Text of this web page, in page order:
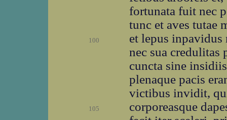
fortunata fuit nec
tunc et aves tutae
100
et lepus
nec sua credulitas
cuncta sine
plenaque pacis
victibus invidit,
105
corporeasque